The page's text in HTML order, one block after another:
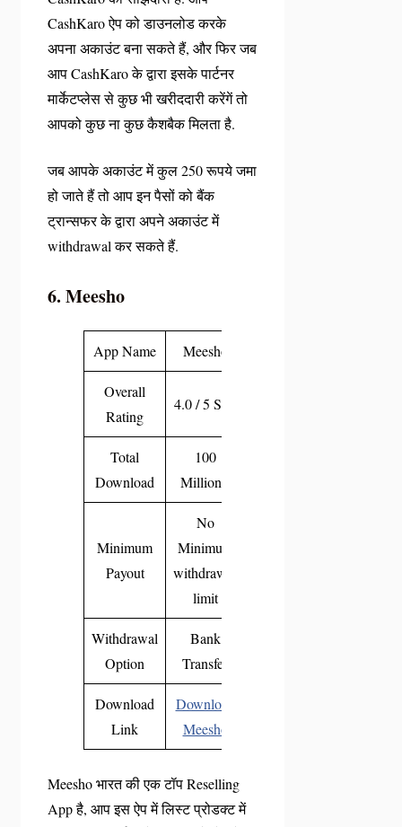
CashKaro ऐप को डाउनलोड करके
अपना अकाउंट बना सकते हैं, और फिर जब
आप CashKaro के द्वारा इसके पार्टनर
मार्केटप्लेस से कुछ भी खरीददारी करेंगें तो
आपको कुछ ना कुछ कैशबैक मिलता है.
जब आपके अकाउंट में कुल 250 रूपये जमा
हो जाते हैं तो आप इन पैसों को बैंक
ट्रान्सफर के द्वारा अपने अकाउंट में
withdrawal कर सकते हैं.
6. Meesho
App Name Meesho
Overall
Rating
4.0 / 5 Star
Total
Download
100
Million+
Minimum
Payout
No
Minimum
withdrawal
limit
Withdrawal
Option
Bank
Transfer
Download
Link
Download
Meesho
Meesho भारत की एक टॉप Reselling
App है, आप इस ऐप में लिस्ट प्रोडक्ट में